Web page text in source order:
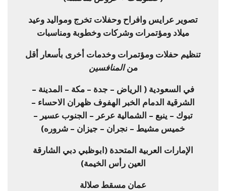
تصوير عرايس وافراح وحفلات تخرج ومواليد وعيد
ميلاد ومؤتمرات وشركات وخطوبة ومناسبات
تنظيم حفلات ومؤتمرات وخدمات أخرى بأسعار أقل
منالمنافسين
في السعودية ( الرياض – جدة – مكة – المدينة –
الشرقية الدمام الخبر الهفوف ظهران الاحساء –
تبوك – ينبع – الشمالية عرعر – الجنوب عسير –
خميس مشيط – نجران – جيزان – شروره)
الإمارات العربية المتحدة (ابوظبي دبي الشارقة
العين رأس الخيمة)
عمان مسقط صلالة